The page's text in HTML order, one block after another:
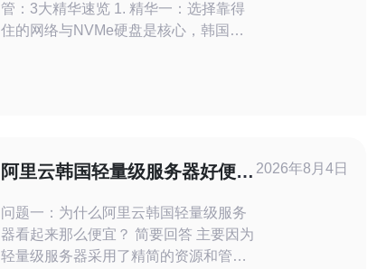
管：3大精华速览 1. 精华一：选择靠得
住的网络与NVMe硬盘是核心，韩国私
故障切换策略要先行，安全与合规不可
妥协。 在大
阿里云韩国轻量级服务器好便宜
问题一：为什么阿里云韩国轻量级服务
器看起来那么便宜？ 简要回答 主要因为
轻量级服务器采用了精简的资源和管理
2026年8月4日